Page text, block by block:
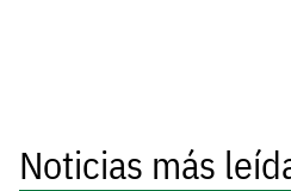
Noticias más